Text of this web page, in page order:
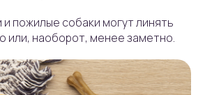
пожилые собаки могут линять
или, наоборот, менее заметно.